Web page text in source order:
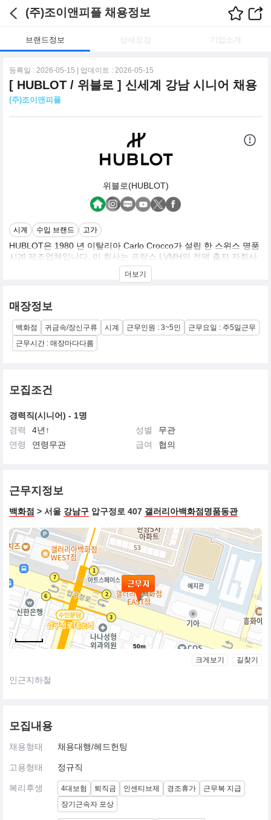
(주)조이앤피플 채용정보
브랜드정보 상세요강 기업소개
등록일 : 2026-05-15 | 업데이트 : 2026-05-15
[ HUBLOT / 위블로 ] 신세계 강남 시니어 채용
(주)조이앤피플
위블로(HUBLOT)
시계 수입 브랜드 고가
HUBLOT은 1980 년 이탈리아 Carlo Crocco가 설립 한 스위스 명품
시계 제조업체입니다. 이 회사는 프랑스 LVMH의 전액 출자 자회사
더보기
매장정보
백화점 귀금속/장신구류 시계 근무인원 : 3~5인
근무요일 : 주5일근무
근무시간 : 매장마다다름
모집조건
경력직(시니어) - 1명
경력
4년↑ 성별
무관
연령
연령무관 급여 협의
근무지정보
백화점 > 서울 강남구 압구정로 407 갤러리아백화점명품동관
50m
크게보기 길찾기
인근지하철
모집내용
채용형태 채용대행/헤드헌팅
고용형태 정규직
복리후생 4대보험 퇴직금 인센티브제 경조휴가
근무복 지급
장기근속자 포상